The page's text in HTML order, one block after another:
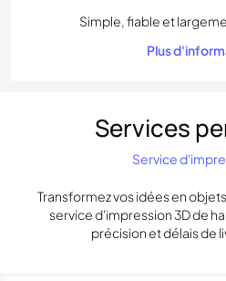
Simple, fiable et
Plus
Services
Service
Transformez vos idées en
service d'impression 3D de
précision et délais de